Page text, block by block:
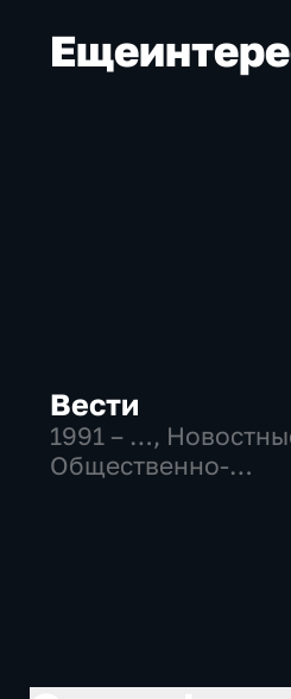
Еще
Вести
1991 – …,
Общественно-